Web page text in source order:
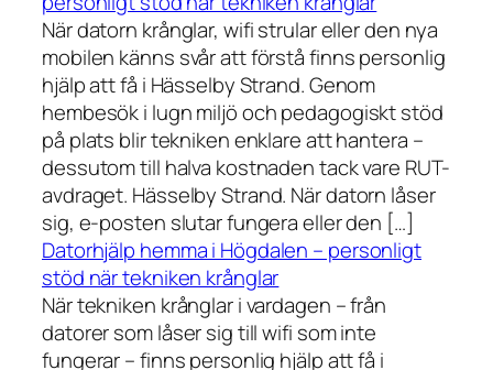
När datorn krånglar, wifi strular eller den nya
mobilen känns svår att förstå finns personlig
hjälp att få i Hässelby Strand. Genom
hembesök i lugn miljö och pedagogiskt stöd
på plats blir tekniken enklare att hantera –
dessutom till halva kostnaden tack vare RUT-
avdraget. Hässelby Strand. När datorn låser
sig, e-posten slutar fungera eller den […]
Datorhjälp hemma i Högdalen – personligt
stöd när tekniken krånglar
När tekniken krånglar i vardagen – från
datorer som låser sig till wifi som inte
fungerar – finns personlig hjälp att få i